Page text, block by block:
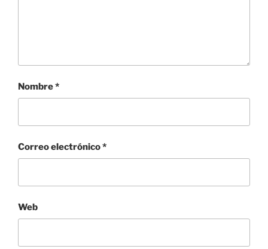
Nombre*
Correo electrónico*
Web